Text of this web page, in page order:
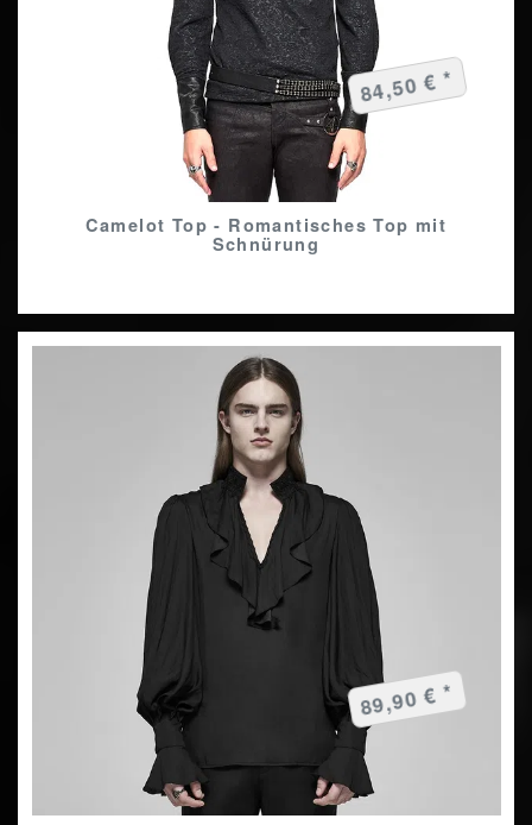
Camelot Top - Romantisches Top mit
Schnürung
84,50 € *
89,90 € *